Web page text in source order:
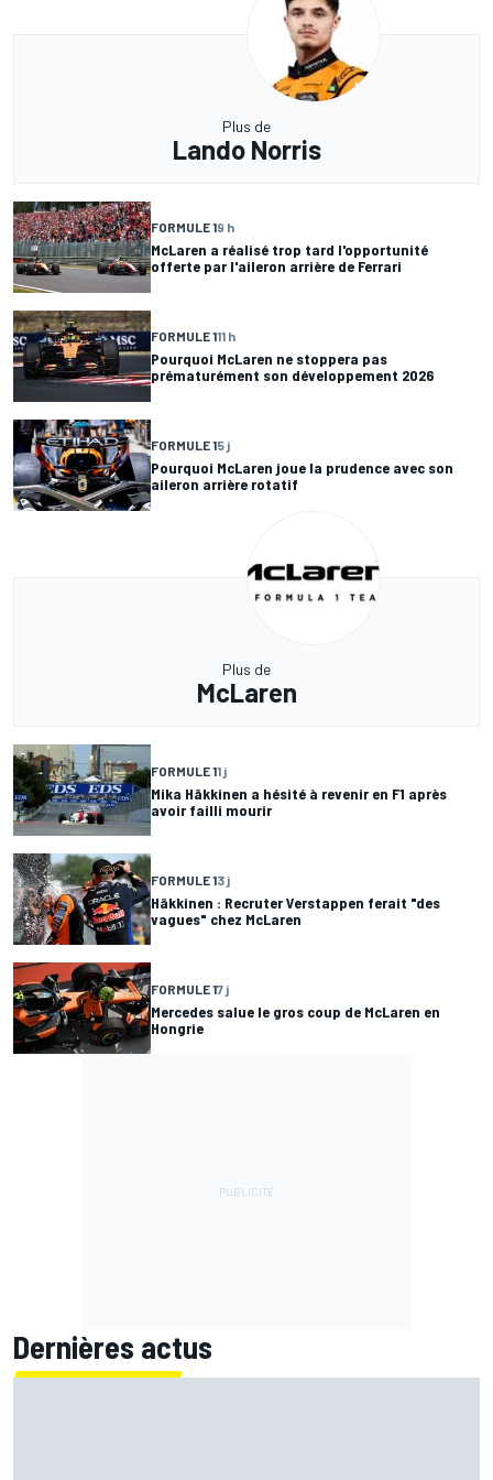
Plus de
Lando Norris
FORMULE 19 h
McLaren a réalisé trop tard l'opportunité
offerte par l'aileron arrière de Ferrari
FORMULE 111 h
Pourquoi McLaren ne stoppera pas
prématurément son développement 2026
FORMULE 15 j
Pourquoi McLaren joue la prudence avec son
aileron arrière rotatif
Plus de
McLaren
FORMULE 11 j
Mika Häkkinen a hésité à revenir en F1 après
avoir failli mourir
FORMULE 13 j
Häkkinen : Recruter Verstappen ferait "des
vagues" chez McLaren
FORMULE 17 j
Mercedes salue le gros coup de McLaren en
Hongrie
Dernières actus